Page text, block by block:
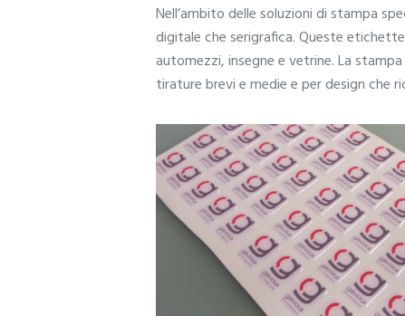
Nell’ambito delle soluzioni di stampa
digitale che serigrafica. Queste
automezzi, insegne e vetrine. La
tirature brevi e medie e per design che